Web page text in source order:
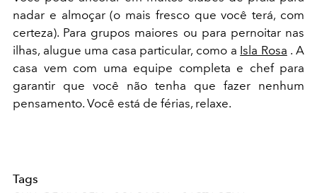
nadar e almoçar (o mais fresco que você terá, com
certeza). Para grupos maiores ou para pernoitar nas
ilhas, alugue uma casa particular, como a Isla Rosa . A
casa vem com uma equipe completa e chef para
garantir que você não tenha que fazer nenhum
pensamento. Você está de férias, relaxe.
Tags